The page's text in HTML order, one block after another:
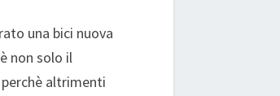
una bici nuova
non solo il
altrimenti